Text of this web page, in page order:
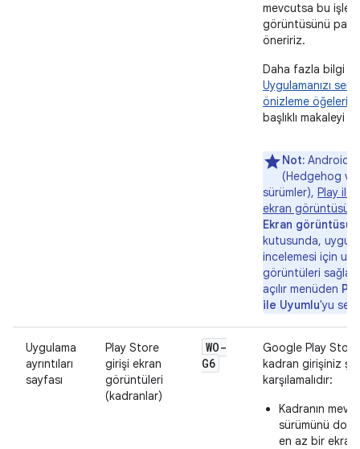
mevcutsa bu
görüntüsünü
öneririz.
Daha fazla bilgi
Uygulamanızı
önizleme öğeleri
başlıklı makaleyi
Not: Android
(Hedgehog ve
sürümler), Play ile
ekran görüntüsü
Ekran görüntüsü
kutusunda,
incelemesi için
görüntüleri
açılır menüden
ile Uyumlu'yu
Uygulama
ayrıntıları
sayfası
Play Store
girişi ekran
görüntüleri
(kadranlar)
WO-
G6
Google Play
kadran girişiniz şu
karşılamalıdır:
Kadranın
sürümünü
en az bir ekran